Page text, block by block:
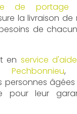
de
la livraison de
de
en service
pour leur